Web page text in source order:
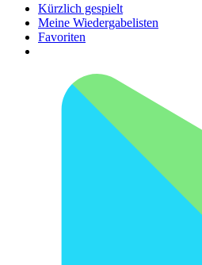
Kürzlich gespielt
Meine Wiedergabelisten
Favoriten